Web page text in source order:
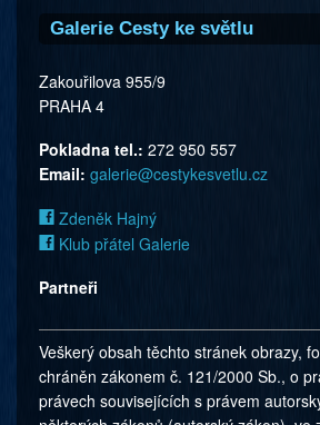
Galerie Cesty ke světlu
Zakouřilova 955/9
PRAHA 4
Pokladna tel.: 272 950 557
Email: galerie@cestykesvetlu.cz
Zdeněk Hajný
Klub přátel Galerie
Partneři
Veškerý obsah těchto stránek obrazy,
chráněn zákonem č. 121/2000 Sb., o
právech souvisejících s právem